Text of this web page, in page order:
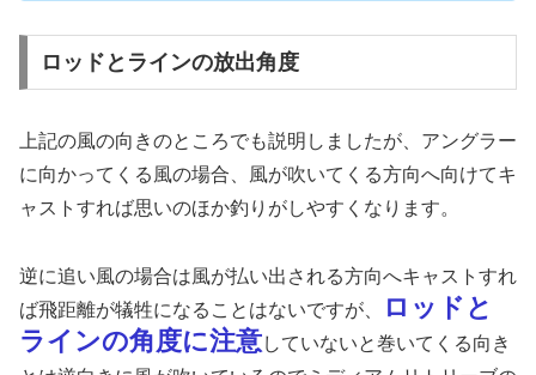
ロッドとラインの放出角度
上記の風の向きのところでも説明しましたが、アングラー
に向かってくる風の場合、風が吹いてくる方向へ向けてキ
ャストすれば思いのほか釣りがしやすくなります。
逆に追い風の場合は風が払い出される方向へキャストすれ
ば飛距離が犠牲になることはないですが、
ロッドと
ラインの角度に注意していないと巻いてくる向き